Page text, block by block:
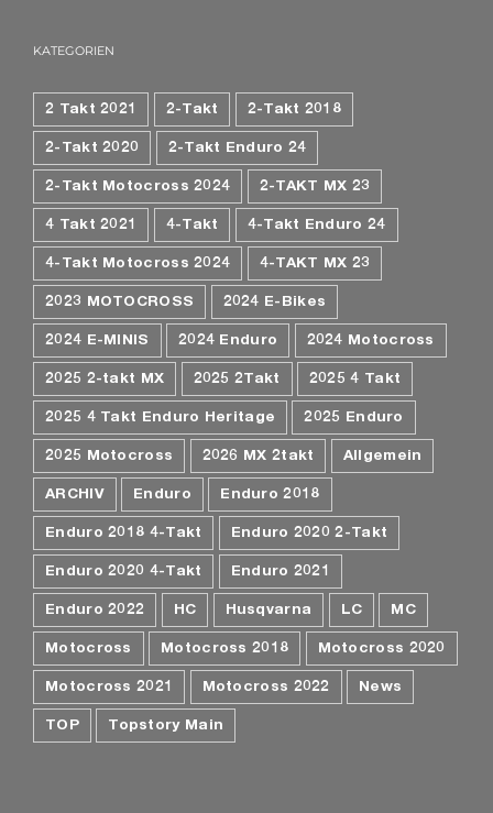
KATEGORIEN
2 Takt 2021 2-Takt 2-Takt 2018
2-Takt 2020 2-Takt Enduro 24
2-Takt Motocross 2024 2-TAKT MX 23
4 Takt 2021 4-Takt 4-Takt Enduro 24
4-Takt Motocross 2024 4-TAKT MX 23
2023 MOTOCROSS 2024 E-Bikes
2024 E-MINIS 2024 Enduro 2024 Motocross
2025 2-takt MX 2025 2Takt 2025 4 Takt
2025 4 Takt Enduro Heritage 2025 Enduro
2025 Motocross 2026 MX 2takt Allgemein
ARCHIV Enduro Enduro 2018
Enduro 2018 4-Takt Enduro 2020 2-Takt
Enduro 2020 4-Takt Enduro 2021
Enduro 2022 HC Husqvarna LC MC
Motocross Motocross 2018 Motocross 2020
Motocross 2021 Motocross 2022 News
TOP Topstory Main